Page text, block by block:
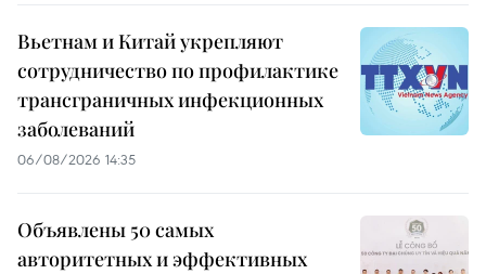
Вьетнам и Китай укрепляют
сотрудничество по профилактике
трансграничных инфекционных
заболеваний
06/08/2026 14:35
Объявлены 50 самых
авторитетных и эффективных